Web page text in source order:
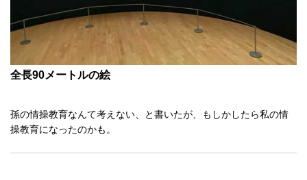
全長90メートルの絵
孫の情操教育なんて考えない、と書いたが、もしかしたら私の情
操教育になったのかも。